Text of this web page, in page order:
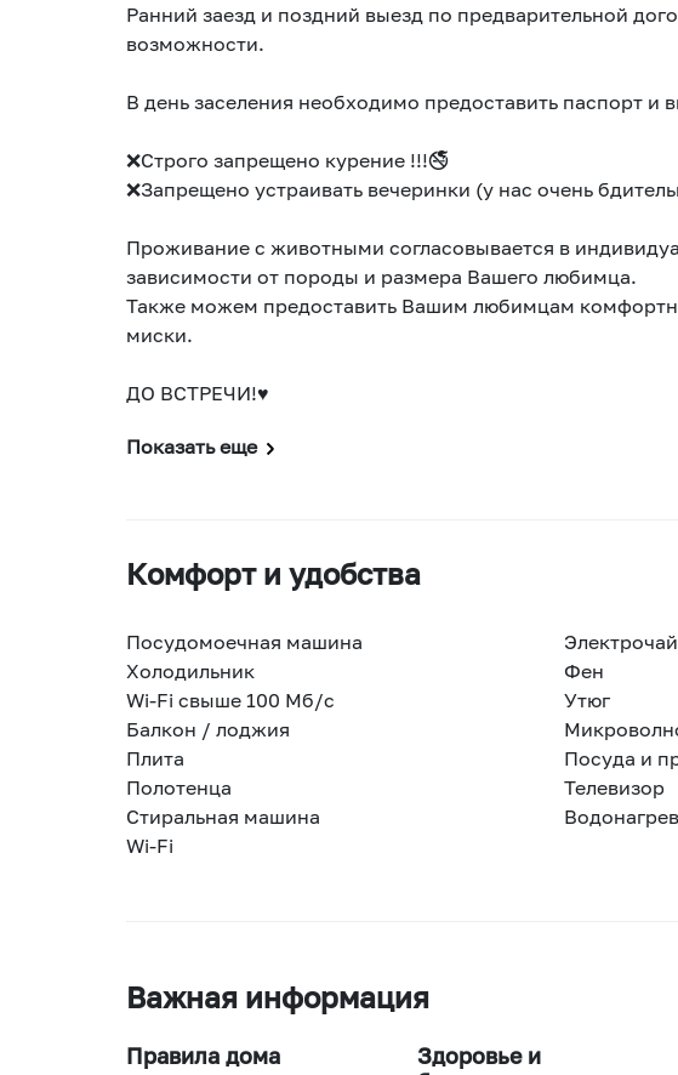
Ранний заезд и поздний выезд по предварительной
возможности.
В день заселения необходимо предоставить паспорт и
❌Строго запрещено курение !!!🚭
❌Запрещено устраивать вечеринки (у нас очень
Проживание с животными согласовывается в
зависимости от породы и размера Вашего любимца.
Также можем предоставить Вашим любимцам
миски.
ДО ВСТРЕЧИ!♥️
Показать еще
Комфорт и удобства
Посудомоечная машина
Холодильник
Фен
Wi-Fi свыше 100 Мб/с
Утюг
Балкон / лоджия
Плита
Посуда и
Полотенца
Телевизор
Стиральная машина
Wi-Fi
Важная информация
Правила дома
Здоровье и